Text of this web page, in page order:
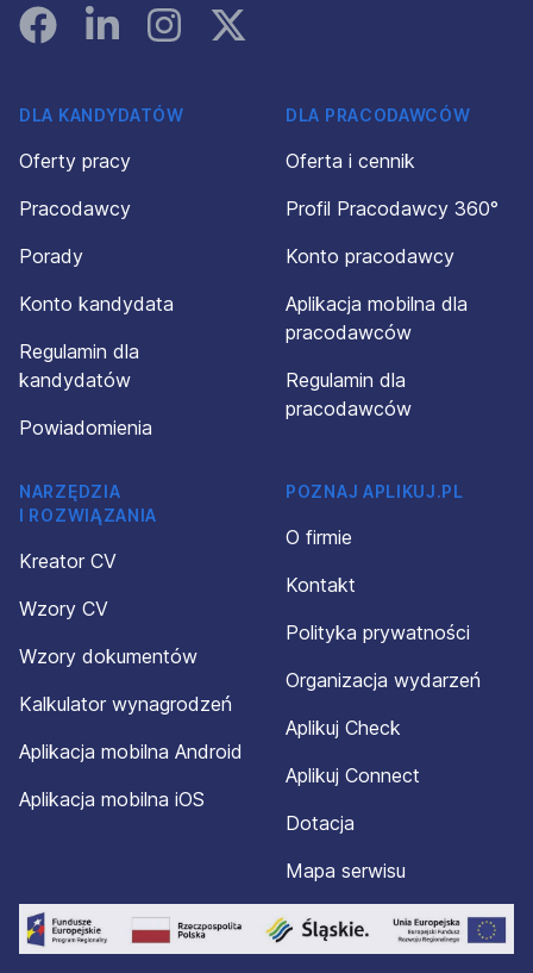
FacebookLinked InInstagramInstagram
DLA KANDYDATÓW
Oferty pracy
Pracodawcy
Porady
Konto kandydata
Regulamin dla
kandydatów
Powiadomienia
DLA PRACODAWCÓW
Oferta i cennik
Profil Pracodawcy 360°
Konto pracodawcy
Aplikacja mobilna dla
pracodawców
Regulamin dla
pracodawców
NARZĘDZIA
I ROZWIĄZANIA
Kreator CV
Wzory CV
Wzory dokumentów
Kalkulator wynagrodzeń
Aplikacja mobilna Android
Aplikacja mobilna iOS
POZNAJ APLIKUJ.PL
O firmie
Kontakt
Polityka prywatności
Organizacja wydarzeń
Aplikuj Check
Aplikuj Connect
Dotacja
Mapa serwisu